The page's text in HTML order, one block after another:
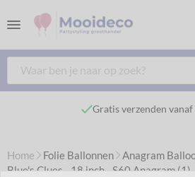
Gratis verzenden
Home Folie Ballonnen Anagram
Blue's Clues - 18 inch - S60 Anagram (1)